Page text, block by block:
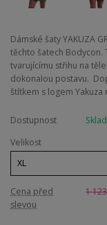
Dámské šaty YAKUZA
těchto šatech Bodycon.
tvarujícímu střihu na
dokonalou postavu.
štítkem s logem Yakuza
Dostupnost
Velikost
Cena před
slevou
1